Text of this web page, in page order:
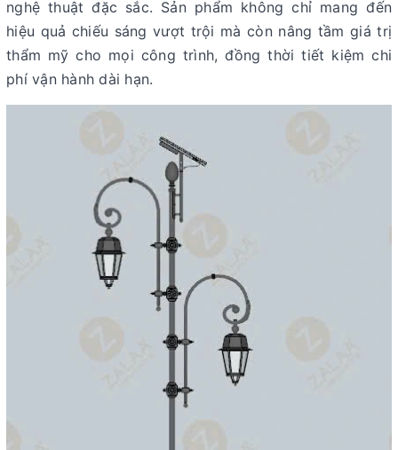
nghệ thuật đặc sắc. Sản phẩm không chỉ mang đến
hiệu quả chiếu sáng vượt trội mà còn nâng tầm giá trị
thẩm mỹ cho mọi công trình, đồng thời tiết kiệm chi
phí vận hành dài hạn.